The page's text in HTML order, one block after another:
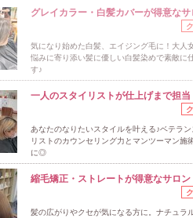
グレイカラー・白髪カバーが得意なサ
気になり始めた白髪、エイジング毛に！大人
悩みに寄り添い髪に優しい白髪染めで素敵に
す♪
一人のスタイリストが仕上げまで担当
あなたのなりたいスタイルを叶える♪ベテラ
リストのカウンセリング力とマンツーマン施
に◎
縮毛矯正・ストレートが得意なサロン
髪の広がりやクセが気になる方に。ナチュラ